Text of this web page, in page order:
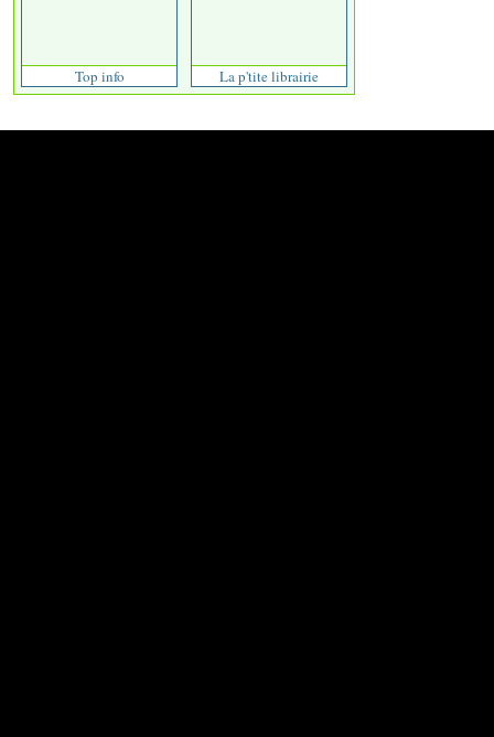
Top info La p'tite librairie